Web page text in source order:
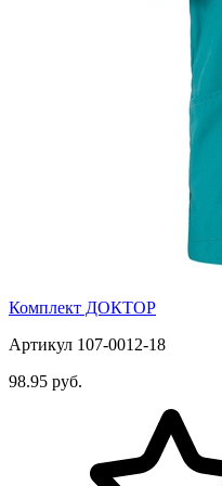
Комплект ДОКТОР
Артикул 107-0012-18
98.95 руб.